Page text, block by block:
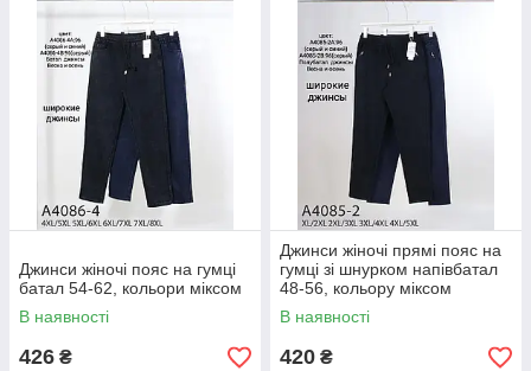
Джинси жіночі пояс на гумці
батал 54-62, кольори міксом
В наявності
426 ₴
Джинси жіночі прямі пояс на
гумці зі шнурком напівбатал
48-56, кольору міксом
В наявності
420 ₴